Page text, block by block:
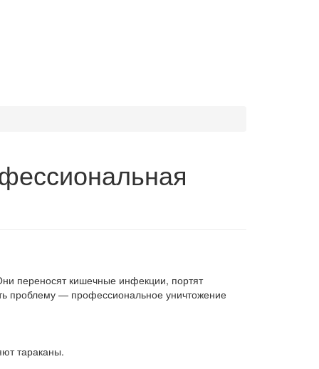
переносят кишечные инфекции, портят
проблему — профессиональное уничтожение
тараканы.